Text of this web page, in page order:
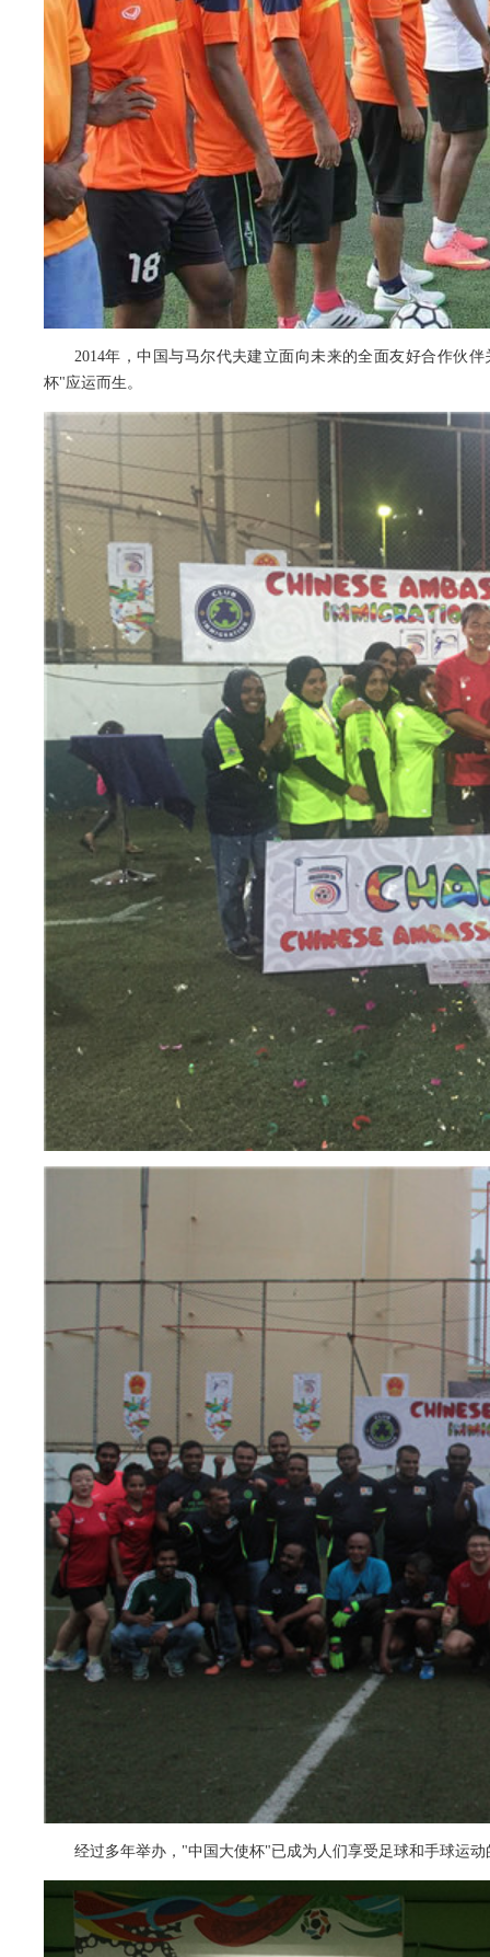
2014年，中国与马尔代夫建立面向未来的全面友好合作伙
杯"应运而生。
经过多年举办，"中国大使杯"已成为人们享受足球和手球运